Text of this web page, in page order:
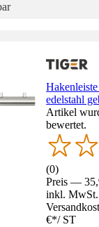
edelstahl
Artikel
bewertet.
(0)
Preis —
inkl.
€*/ ST